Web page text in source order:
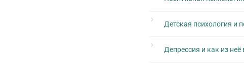
Детская психология и
Депрессия и как из неё